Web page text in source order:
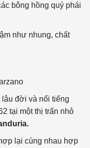
bông hồng quý phái
như nhung, chất
đời và nổi tiếng
tại một thị trấn nhỏ
lại cùng nhau hợp